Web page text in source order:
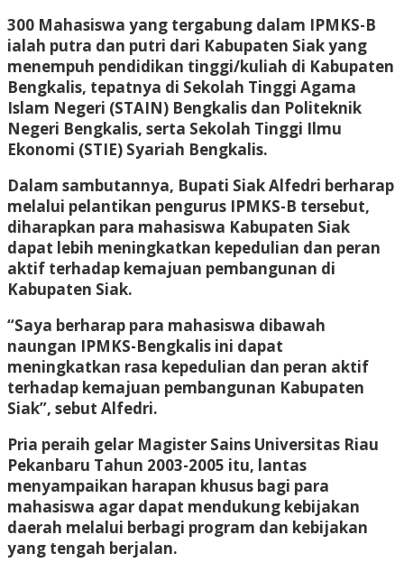
300 Mahasiswa yang tergabung dalam IPMKS-B
ialah putra dan putri dari Kabupaten Siak yang
menempuh pendidikan tinggi/kuliah di Kabupaten
Bengkalis, tepatnya di Sekolah Tinggi Agama
Islam Negeri (STAIN) Bengkalis dan Politeknik
Negeri Bengkalis, serta Sekolah Tinggi Ilmu
Ekonomi (STIE) Syariah Bengkalis.
Dalam sambutannya, Bupati Siak Alfedri berharap
melalui pelantikan pengurus IPMKS-B tersebut,
diharapkan para mahasiswa Kabupaten Siak
dapat lebih meningkatkan kepedulian dan peran
aktif terhadap kemajuan pembangunan di
Kabupaten Siak.
“Saya berharap para mahasiswa dibawah
naungan IPMKS-Bengkalis ini dapat
meningkatkan rasa kepedulian dan peran aktif
terhadap kemajuan pembangunan Kabupaten
Siak”, sebut Alfedri.
Pria peraih gelar Magister Sains Universitas Riau
Pekanbaru Tahun 2003-2005 itu, lantas
menyampaikan harapan khusus bagi para
mahasiswa agar dapat mendukung kebijakan
daerah melalui berbagi program dan kebijakan
yang tengah berjalan.